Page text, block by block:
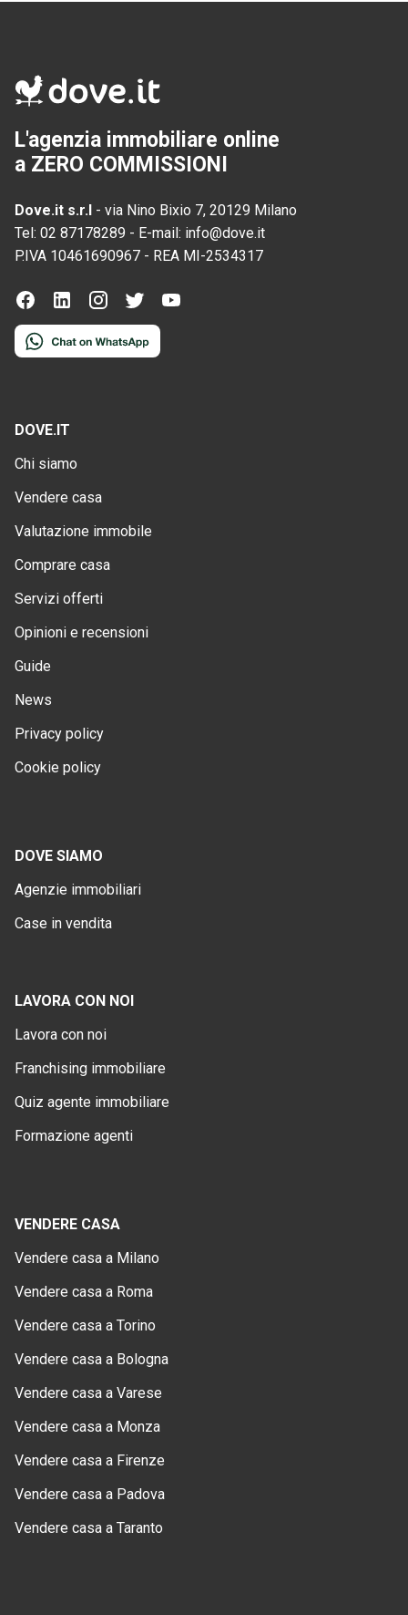
L'agenzia immobiliare online
a ZERO COMMISSIONI
Dove.it s.r.l - via Nino Bixio 7, 20129 Milano
Tel: 02 87178289 - E-mail: info@dove.it
P.IVA 10461690967 - REA MI-2534317
DOVE.IT
Chi siamo
Vendere casa
Valutazione immobile
Comprare casa
Servizi offerti
Opinioni e recensioni
Guide
News
Privacy policy
Cookie policy
DOVE SIAMO
Agenzie immobiliari
Case in vendita
LAVORA CON NOI
Lavora con noi
Franchising immobiliare
Quiz agente immobiliare
Formazione agenti
VENDERE CASA
Vendere casa a Milano
Vendere casa a Roma
Vendere casa a Torino
Vendere casa a Bologna
Vendere casa a Varese
Vendere casa a Monza
Vendere casa a Firenze
Vendere casa a Padova
Vendere casa a Taranto